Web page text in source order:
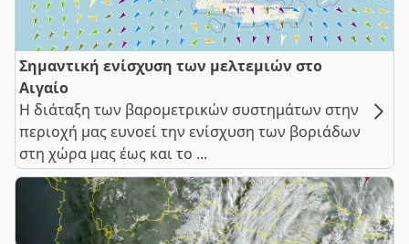
Σημαντική ενίσχυση των μελτεμιών στο
Αιγαίο
Η διάταξη των βαρομετρικών συστημάτων στην
περιοχή μας ευνοεί την ενίσχυση των βοριάδων
στη χώρα μας έως και το ...